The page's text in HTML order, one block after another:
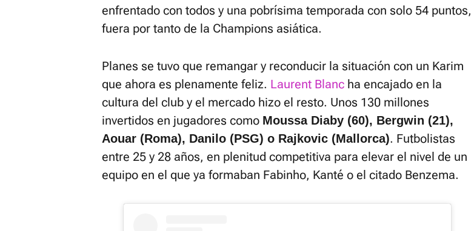
enfrentado con todos y una pobrísima temporada con solo 54 puntos,
fuera por tanto de la Champions asiática.
Planes se tuvo que remangar y reconducir la situación con un Karim
que ahora es plenamente feliz. Laurent Blanc ha encajado en la
cultura del club y el mercado hizo el resto. Unos 130 millones
invertidos en jugadores como Moussa Diaby (60), Bergwin (21),
Aouar (Roma), Danilo (PSG) o Rajkovic (Mallorca). Futbolistas
entre 25 y 28 años, en plenitud competitiva para elevar el nivel de un
equipo en el que ya formaban Fabinho, Kanté o el citado Benzema.